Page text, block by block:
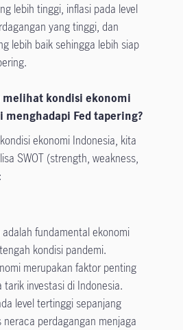
lebih tinggi, inflasi pada level
yang tinggi, dan
lebih baik sehingga lebih siap
melihat kondisi ekonomi
menghadapi Fed tapering?
ekonomi Indonesia, kita
SWOT (strength, weakness,
fundamental ekonomi
kondisi pandemi.
merupakan faktor penting
investasi di Indonesia.
level tertinggi sepanjang
neraca perdagangan menjaga